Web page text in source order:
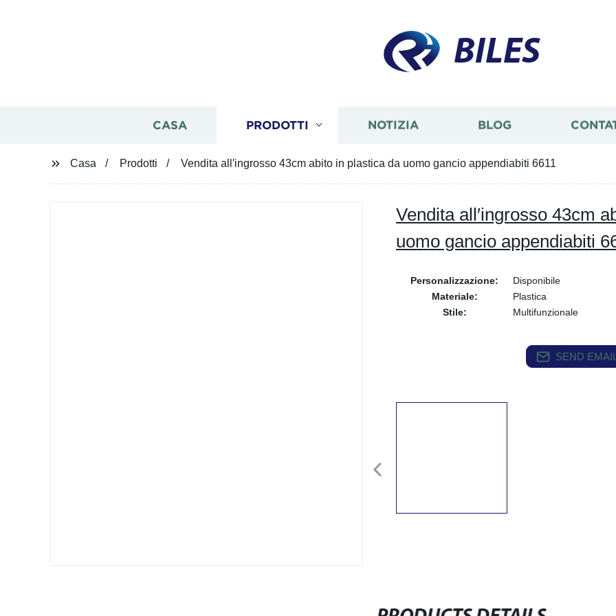
BILES
CASA PRODOTTI NOTIZIA BLOG
Casa Prodotti Vendita all′ingrosso 43cm abito in plastica da uomo gancio appendiabiti 6611
Vendita all′ingrosso 43cm
uomo gancio appendiabiti
Personalizzazione:
Disponibile
Materiale:
Plastica
Stile:
Multifunzionale
SEND